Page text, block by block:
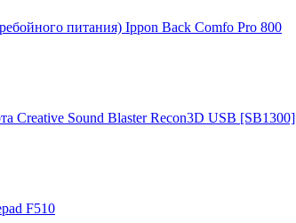
питания) Ippon Back Comfo Pro 800
Creative Sound Blaster Recon3D USB [SB1300]
F510